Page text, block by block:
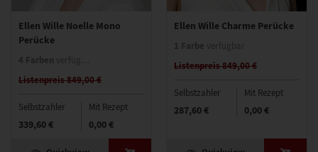
Ellen Wille Noelle Mono
Perücke
Listenpreis 849,00 €
Selbstzahler
339,60 €
Mit Rezept
0,00 €
Ellen Wille Charme Perücke
Listenpreis 849,00 €
Selbstzahler
287,60 €
Mit Rezept
0,00 €